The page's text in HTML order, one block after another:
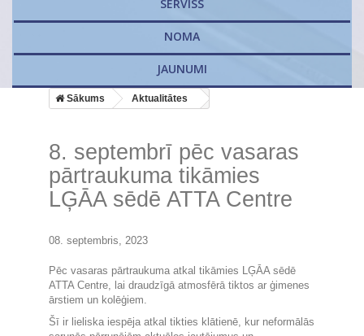
​SERVISS
NOMA
JAUNUMI
Sākums Aktualitātes
8. septembrī pēc vasaras
pārtraukuma tikāmies
LĢĀA sēdē ATTA Centre
08. septembris, 2023
Pēc vasaras pārtraukuma atkal tikāmies LĢĀA sēdē
ATTA Centre, lai draudzīgā atmosfērā tiktos ar ģimenes
ārstiem un kolēģiem.
Šī ir lieliska iespēja atkal tikties klātienē, kur neformālās